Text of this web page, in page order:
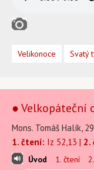
Velikonoce Svatý
● Velkopáteční
Mons. Tomáš Halík,
1. čtení: Iz 52,13 | 2.
Úvod 1. čtení